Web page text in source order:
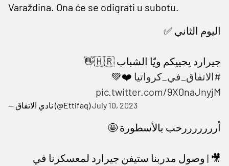
Varaždina. Ona će se odigrati u subotu.
اليوم الثاني ✅
جيرارد يحييكم ويّا الشباب 🇭🇷👋
#الاتفاق_في_كرواتيا ❤️💚
pic.twitter.com/9X0naJnyjM
— نادي الاتفاق (@Ettifaq)July 10, 2023
أرررررررحب بالأسطورة 🤩
🎥 | وصول مدربنا ستيفن جيرارد لمعسكرنا في